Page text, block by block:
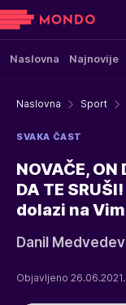
Naslovna Najnovije
Naslovna Sport
SVAKA ČAST
NOVAČE, ON
DA TE
dolazi na
Danil
Objavljeno